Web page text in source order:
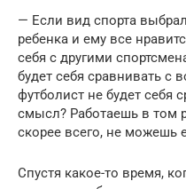
— Если вид спорта
ребенка и ему все
себя с другими
будет себя сравнивать с
футболист не будет себя
смысл? Работаешь в том
скорее всего, не можешь
Спустя какое-то время,